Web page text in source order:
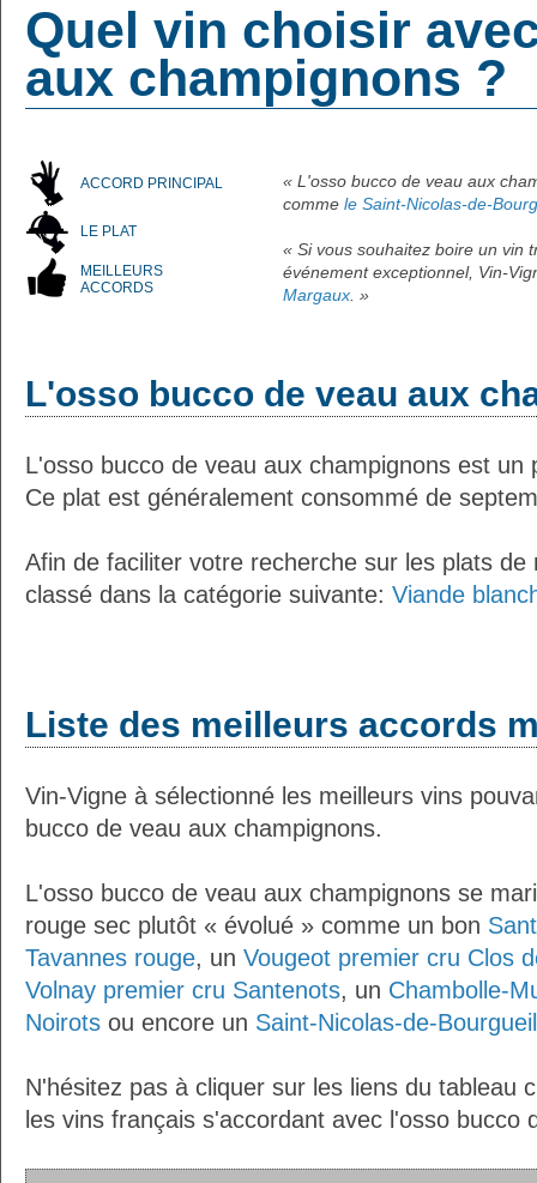
Quel vin choisir
aux champignons ?
ACCORD PRINCIPAL
LE PLAT
MEILLEURS
ACCORDS
« L'osso bucco de veau aux
comme le Saint-Nicolas-de-
« Si vous souhaitez boire un vin
événement exceptionnel, Vin-
Margaux. »
L'osso bucco de veau aux
L'osso bucco de veau aux champignons est un
Ce plat est généralement consommé de
Afin de faciliter votre recherche sur les plats
classé dans la catégorie suivante: Viande
Liste des meilleurs accords
Vin-Vigne à sélectionné les meilleurs vins
bucco de veau aux champignons.
L'osso bucco de veau aux champignons se
rouge sec plutôt « évolué » comme un bon
Tavannes rouge, un Vougeot premier cru Clos
Volnay premier cru Santenots, un Chambolle-
Noirots ou encore un Saint-Nicolas-de-
N'hésitez pas à cliquer sur les liens du tableau
les vins français s'accordant avec l'osso bucco